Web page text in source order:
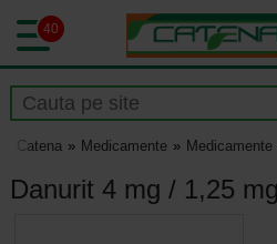
40
Catena Medicamente
Danurit 4 mg / 1,25